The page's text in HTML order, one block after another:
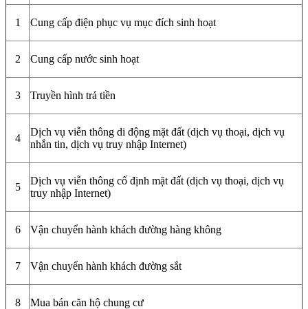
1 Cung cấp điện phục vụ mục đích sinh hoạt
2 Cung cấp nước sinh hoạt
3 Truyền hình trả tiền
4
Dịch vụ viễn thông di động mặt đất (dịch vụ thoại, dịch vụ
nhắn tin, dịch vụ truy nhập Internet)
5
Dịch vụ viễn thông cố định mặt đất (dịch vụ thoại, dịch vụ
truy nhập Internet)
6 Vận chuyển hành khách đường hàng không
7 Vận chuyển hành khách đường sắt
8 Mua bán căn hộ chung cư